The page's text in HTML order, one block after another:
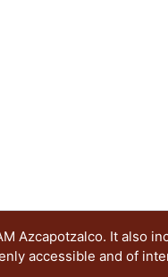
Azcapotzalco. It also
accessible and of